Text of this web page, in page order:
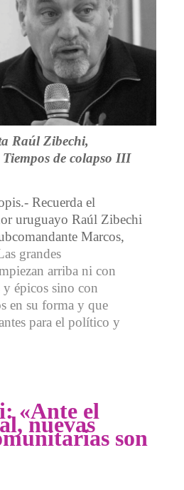
Raúl Zibechi,
de colapso III
Recuerda el
uruguayo Raúl Zibechi
Marcos,
grandes
arriba ni con
épicos sino con
en su forma y que
para el político y
«Ante el
nuevas
son